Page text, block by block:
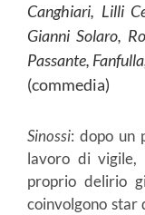
Canghiari, Lilli
Gianni Solaro,
Passante,
(commedia)
Sinossi: dopo un
lavoro di
proprio delirio
coinvolgono star